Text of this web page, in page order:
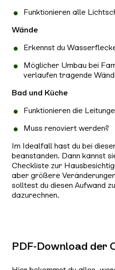
Funktionieren alle
Wände
Erkennst du
Möglicher Umbau bei
verlaufen tragende
Bad und Küche
Funktionieren die
Muss renoviert werden?
Im Idealfall hast du bei
beanstanden. Dann kannst
Checkliste zur
aber größere
solltest du diesen Aufwand
dazurechnen.
PDF-Download der